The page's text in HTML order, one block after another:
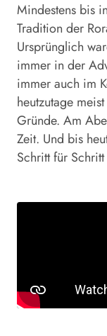
Mindestens bis
Tradition der
Ursprünglich
immer in der
immer auch im
heutzutage
Gründe. Am
Zeit. Und bis
Schritt für